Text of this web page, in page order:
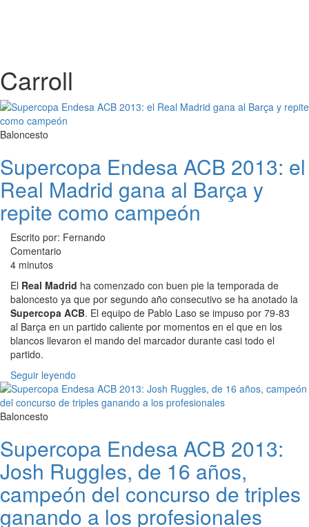
Carroll
Baloncesto
Supercopa Endesa ACB 2013: el
Real Madrid gana al Barça y
repite como campeón
Escrito por: Fernando
Comentario
4 minutos
El Real Madrid ha comenzado con buen pie la temporada de
baloncesto ya que por segundo año consecutivo se ha anotado la
Supercopa ACB. El equipo de Pablo Laso se impuso por 79-83
al Barça en un partido caliente por momentos en el que en los
blancos llevaron el mando del marcador durante casi todo el
partido.
Seguir leyendo
Baloncesto
Supercopa Endesa ACB 2013:
Josh Ruggles, de 16 años,
campeón del concurso de triples
ganando a los profesionales